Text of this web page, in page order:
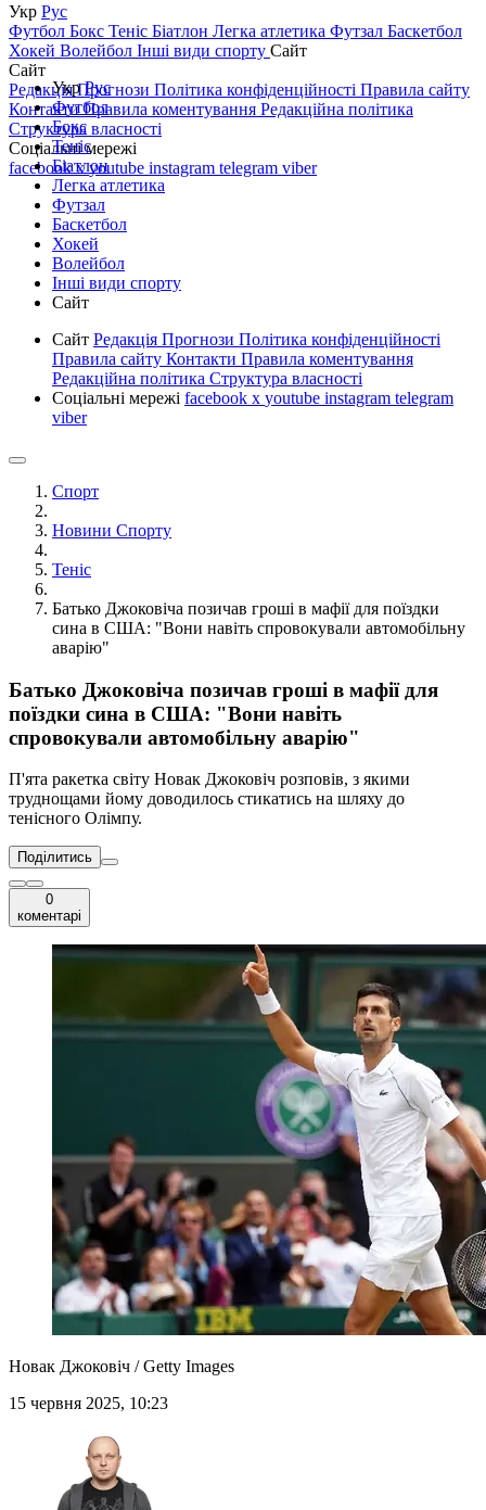
Укр Рус
Футбол Бокс Теніс Біатлон Легка атлетика Футзал Баскетбол
Хокей Волейбол Інші види спорту Сайт
Сайт
РедакціяПрогнози Політика конфіденційності Правила сайту
КонтактиПравила коментування Редакційна політика
Структура власності
Соціальні мережі
facebookxyoutube instagram telegram viber
УкрРус
Футбол
Бокс
Теніс
Біатлон
Легка атлетика
Футзал
Баскетбол
Хокей
Волейбол
Інші види спорту
Сайт
Сайт Редакція Прогнози Політика конфіденційності
Правила сайту Контакти Правила коментування
Редакційна політика Структура власності
Соціальні мережі facebook x youtube instagram telegram
viber
Спорт
Новини Спорту
Теніс
Батько Джоковіча позичав гроші в мафії для поїздки
сина в США: "Вони навіть спровокували автомобільну
аварію"
Батько Джоковіча позичав гроші в мафії для
поїздки сина в США: "Вони навіть
спровокували автомобільну аварію"
П'ята ракетка світу Новак Джоковіч розповів, з якими
труднощами йому доводилось стикатись на шляху до
тенісного Олімпу.
Поділитись
0
коментарі
Новак Джоковіч / Getty Images
15 червня 2025, 10:23